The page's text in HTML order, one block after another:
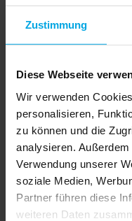
Zustimmung
Diese Webseite
Wir verwenden
personalisieren,
zu können und die
analysieren.
Verwendung unserer
soziale Medien,
Partner führen diese
weiteren Daten
Kawaii Bubble
Plüsch-
Preis:2,69 €
2,69 €